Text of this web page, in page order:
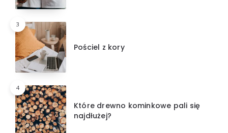
3
Pościel z kory
4
Które drewno kominkowe pali się
najdłużej?